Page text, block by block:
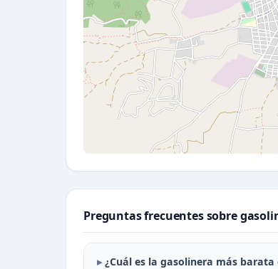
Preguntas frecuentes sobre
¿Cuál es la gasolinera más barata